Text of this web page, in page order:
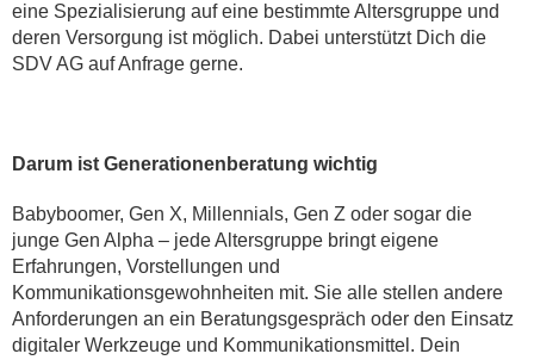
eine Spezialisierung auf eine bestimmte Altersgruppe und
deren Versorgung ist möglich. Dabei unterstützt Dich die
SDV AG auf Anfrage gerne.
Darum ist Generationenberatung wichtig
Babyboomer, Gen X, Millennials, Gen Z oder sogar die
junge Gen Alpha – jede Altersgruppe bringt eigene
Erfahrungen, Vorstellungen und
Kommunikationsgewohnheiten mit. Sie alle stellen andere
Anforderungen an ein Beratungsgespräch oder den Einsatz
digitaler Werkzeuge und Kommunikationsmittel. Dein